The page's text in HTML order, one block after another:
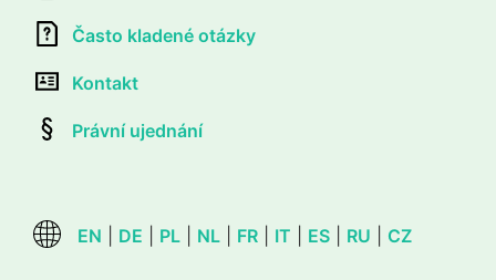
Často kladené otázky
Kontakt
Právní ujednání
EN DE PL NL FR IT ES RU CZ